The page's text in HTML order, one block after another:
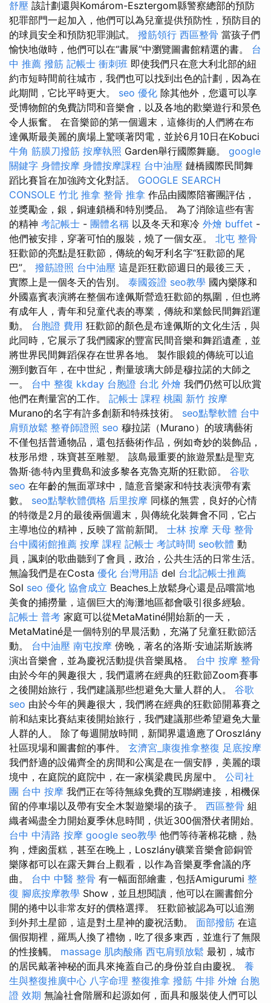
舒壓 該計劃還與Komárom-Esztergom縣警察總部的預防
犯罪部門一起加入，他們可以為兒童提供預防性，預防目的
的球員安全和預防犯罪測試。 撥筋領行 西區整骨 當孩子們
愉快地做時，他們可以在“書展”中瀏覽圖書館精選的書。 台
中 推薦 撥筋 記帳士 衝刺班 即使我們只在意大利北部的紐
約市短時間前往城市，我們也可以找到出色的計劃，因為在
此期間，它比平時更大。 seo 優化 除其他外，您還可以享
受博物館的免費訪問和音樂會，以及各地的歡樂遊行和景色
令人振奮。 在音樂節的第一個週末，這條街的人們將在布
達佩斯最美麗的廣場上驚嘆著閃電，並於6月10日在Kobuci
牛角 筋膜刀撥筋 按摩執照 Garden舉行國際舞廳。 google
關鍵字 身體按摩 身體按摩課程 台中油壓 鏈橋國際民間舞
蹈比賽旨在加強跨文化對話。 GOOGLE SEARCH
CONSOLE 竹北 推拿 整骨 推拿 作品由國際陪審團評估，
並獎勵金，銀，銅連鎖橋和特別獎品。 為了消除這些有害
的精神 考記帳士 - 團體名稱 以及冬天和寒冷 外燴 buffet -
他們被安排，穿著可怕的服裝，燒了一個女巫。 北屯 整骨
狂歡節的亮點是狂歡節，傳統的匈牙利名字“狂歡節的尾
巴”。 撥筋證照 台中油壓 這是距狂歡節週日的最後三天，
實際上是一個冬天的告別。 泰國簽證 seo教學 國內樂隊和
外國嘉賓表演將在整個布達佩斯營造狂歡節的氛圍，但也將
有成年人，青年和兒童代表的專業，傳統和業餘民間舞蹈運
動。 台胞證 費用 狂歡節的顏色是布達佩斯的文化生活，與
此同時，它展示了我們國家的豐富民間音樂和舞蹈遺產，並
將世界民間舞蹈保存在世界各地。 製作眼鏡的傳統可以追
溯到數百年，在中世紀，劑量玻璃大師是穆拉諾的大師之
一。 台中 整復 kkday 台胞證 台北 外燴 我們仍然可以欣賞
他們在劑量宮的工作。 記帳士 課程 桃園 新竹 按摩
Murano的名字有許多創新和特殊技術。 seo點擊軟體 台中
肩頸放鬆 整脊師證照 seo 穆拉諾（Murano）的玻璃藝術
不僅包括普通物品，還包括藝術作品，例如奇妙的裝飾品，
枝形吊燈，珠寶甚至雕塑。 該島最重要的旅遊景點是聖克
魯斯·德·特內里費島和波多黎各克魯克斯的狂歡節。 谷歌
seo 在年齡的無面罩球中，隨意音樂家和特技表演帶有素
數。 seo點擊軟體價格 后里按摩 同樣的無雲，良好的心情
的特徵是2月的最後兩個週末，與傳統化裝舞會不同，它占
主導地位的精神，反映了當前新聞。 士林 按摩 天母 整骨
台中國術館推薦 按摩 課程 記帳士 考試時間 seo軟體 動
員，諷刺的歌曲聽到了會員，政治，公共生活的日常生活。
無論我們是在Costa 優化 台灣用語 del 台北記帳士推薦
Sol seo 優化 協會成立 Beaches上放鬆身心還是品嚐當地
美食的捕撈量，這個巨大的海灘地區都會吸引很多經驗。
記帳士 普考 家庭可以從MetaMatiné開始新的一天，
MetaMatiné是一個特別的早晨活動，充滿了兒童狂歡節活
動。 台中油壓 南屯按摩 傍晚，著名的洛斯·安迪諾斯族將
演出音樂會，並為慶祝活動提供音樂風格。 台中 按摩 整骨
由於今年的興趣很大，我們還將在經典的狂歡節Zoom賽事
之後開始旅行，我們建議那些想避免大量人群的人。 谷歌
seo 由於今年的興趣很大，我們將在經典的狂歡節開幕賽之
前和結束比賽結束後開始旅行，我們建議那些希望避免大量
人群的人。 除了每週開放時間，新聞界還適應了Oroszlány
社區現場和圖書館的事件。 玄濟宮_康復推拿整復 足底按摩
我們舒適的設備齊全的房間和公寓是在一個安靜，美麗的環
境中，在庭院的庭院中，在一家橫梁農民房屋中。 公司社
團 台中 按摩 我們正在等待無線免費的互聯網連接，相機保
留的停車場以及帶有安全木製遊樂場的孩子。 西區整骨 組
織者竭盡全力開始夏季休息時間，供近300個潛伏者開始。
台中 中清路 按摩 google seo教學 他們等待著棉花糖，熱
狗，煙囪蛋糕，甚至在晚上，Loszlány礦業音樂會節銅管
樂隊都可以在露天舞台上觀看，以作為音樂夏季會議的序
曲。 台中 中醫 整骨 有一幅面部繪畫，包括Amigurumi 整
復 腳底按摩教學 Show，並且想閱讀，他可以在圖書館分
開的捲中以非常友好的價格選擇。 狂歡節被認為可以追溯
到外邦土星節，這是對土星神的慶祝活動。 面部撥筋 在這
個假期裡，羅馬人換了禮物，吃了很多東西，並進行了無限
的性接觸。 massage 肌肉酸痛 西屯肩頸放鬆 最初，城市
的居民戴著神秘的面具來掩蓋自己的身份並自由慶祝。 養
生與整復推廣中心 八字命理 整復推拿 撥筋 牛排 外燴 台胞
證 效期 無論社會階層和起源如何，面具和服裝使人們可以